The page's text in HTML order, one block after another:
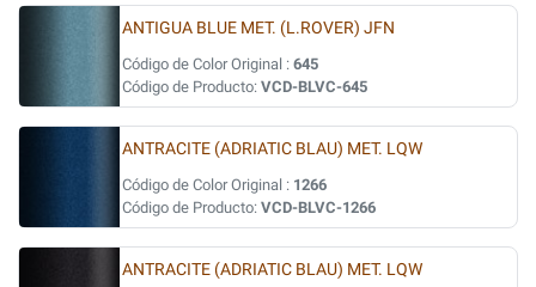
ANTIGUA BLUE MET. (L.ROVER) JFN
Código de Color Original : 645
Código de Producto: VCD-BLVC-645
ANTRACITE (ADRIATIC BLAU) MET. LQW
Código de Color Original : 1266
Código de Producto: VCD-BLVC-1266
ANTRACITE (ADRIATIC BLAU) MET. LQW